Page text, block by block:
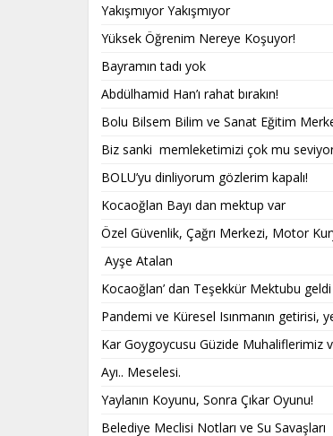
Yakışmıyor Yakışmıyor
Yüksek Öğrenim Nereye Koşuyor!
Bayramın tadı yok
Abdülhamid Han’ı rahat bırakın!
Bolu Bilsem Bilim ve Sanat Eğitim
Biz sanki memleketimizi çok mu
BOLU’yu dinliyorum gözlerim kapalı!
Kocaoğlan Bayı dan mektup var
Özel Güvenlik, Çağrı Merkezi, Motor
Ayşe Atalan
Kocaoğlan’ dan Teşekkür Mektubu geldi
Pandemi ve Küresel Isınmanın getirisi,
Kar Goygoycusu Güzide Muhaliflerimiz
Ayı.. Meselesi.
Yaylanın Koyunu, Sonra Çıkar Oyunu!
Belediye Meclisi Notları ve Su Savaşları